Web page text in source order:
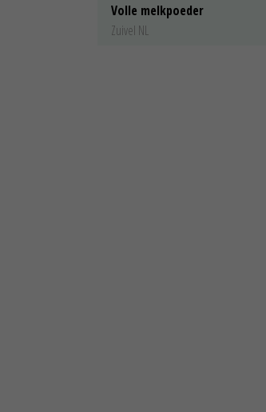
Volle melkpoeder
Zuivel NL